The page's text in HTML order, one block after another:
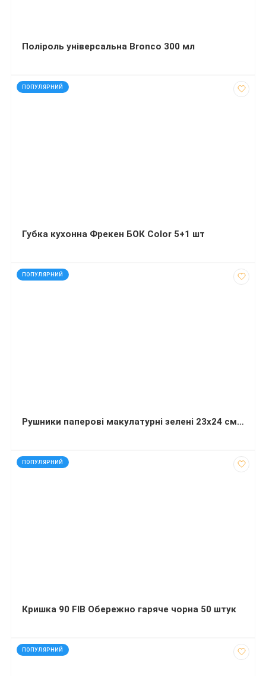
Поліроль універсальна Bronco 300 мл
ПОПУЛЯРНИЙ
код: 4393
Губка кухонна Фрекен БОК Color 5+1 шт
ПОПУЛЯРНИЙ
код: 32102
Рушники паперові макулатурні зелені 23х24 см Економ V-складка 160 штук
ПОПУЛЯРНИЙ
код: 927235
Кришка 90 FIB Обережно гаряче чорна 50 штук
ПОПУЛЯРНИЙ
код: 21961